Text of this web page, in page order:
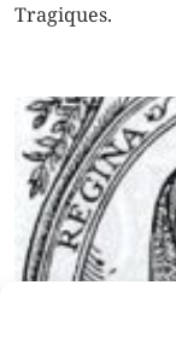
Tragiques.